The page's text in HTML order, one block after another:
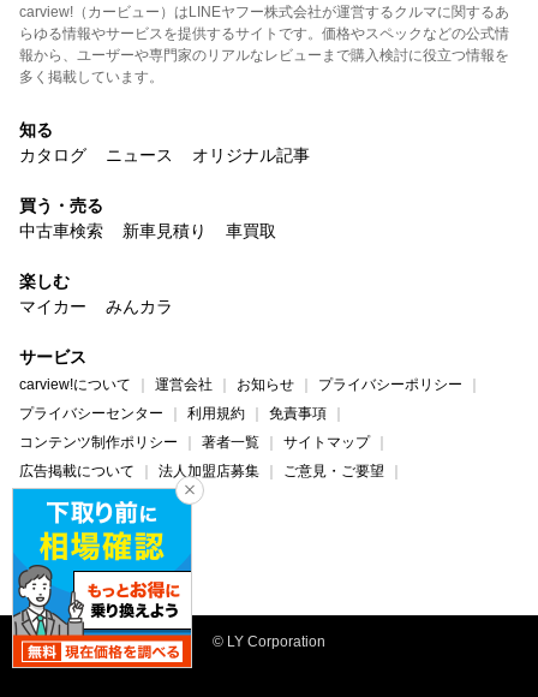
carview!（カービュー）はLINEヤフー株式会社が運営するクルマに関するあ
らゆる情報やサービスを提供するサイトです。価格やスペックなどの公式情
報から、ユーザーや専門家のリアルなレビューまで購入検討に役立つ情報を
多く掲載しています。
知る
カタログ
ニュース オリジナル記事
買う・売る
中古車検索
新車見積り 車買取
楽しむ
マイカー
みんカラ
サービス
carview!について 運営会社 お知らせ
プライバシーポリシー
プライバシーセンター
利用規約
免責事項
コンテンツ制作ポリシー
著者一覧
サイトマップ
広告掲載について
法人加盟店募集
ご意見・ご要望
ヘルプ・お問い合わせ
carview! Yahoo! JAPAN
© LY Corporation